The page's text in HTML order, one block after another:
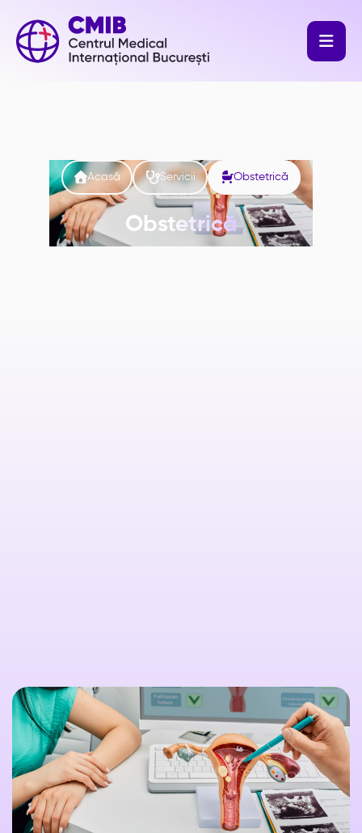

Acasă Servicii Obstetrică
Obstetrică